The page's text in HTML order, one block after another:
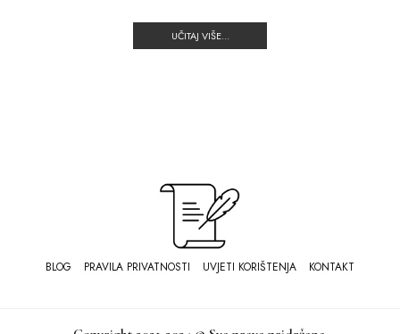
UČITAJ VIŠE...
BLOG PRAVILA PRIVATNOSTI UVJETI KORIŠTENJA KONTAKT